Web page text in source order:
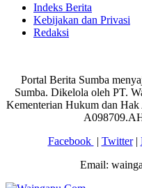
Indeks Berita
Kebijakan dan Privasi
Redaksi
Portal Berita Sumba
Sumba. Dikelola oleh PT.
Kementerian Hukum dan
Facebook | Twitter|
Email: